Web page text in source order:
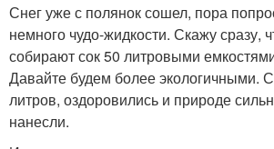
Снег уже с полянок сошел, пора
немного чудо-жидкости. Скажу сразу,
собирают сок 50 литровыми
Давайте будем более экологичными.
литров, оздоровились и природе
нанесли.